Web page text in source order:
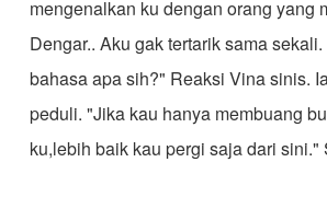
mengenalkan ku dengan orang yang
Dengar.. Aku gak tertarik sama
bahasa apa sih?" Reaksi Vina sinis.
peduli. "Jika kau hanya membuang
ku,lebih baik kau pergi saja dari sini."